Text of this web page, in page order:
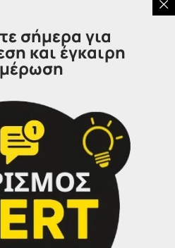
σήμερα για
και έγκαιρη